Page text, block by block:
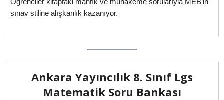
sınav stiline alışkanlık kazanıyor.
Ankara Yayıncılık 8. Sınıf Lgs
Matematik Soru Bankası